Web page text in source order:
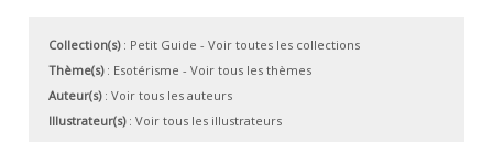
Collection(s): Petit Guide - Voir toutes les collections
Thème(s): Esotérisme - Voir tous les thèmes
Auteur(s): Voir tous les auteurs
Illustrateur(s): Voir tous les illustrateurs